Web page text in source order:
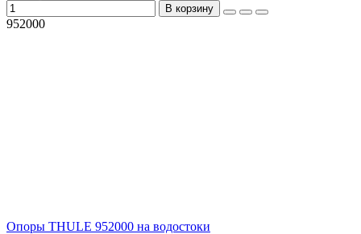
В корзину
952000
Опоры THULE 952000 на водостоки